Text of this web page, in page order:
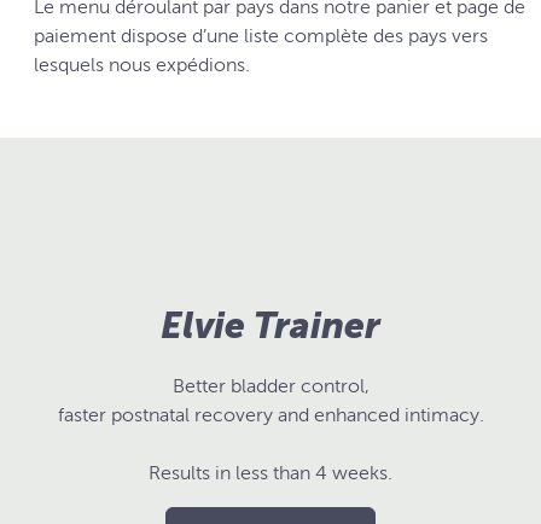
Le menu déroulant par pays dans notre panier et page de
paiement dispose d’une liste complète des pays vers
lesquels nous expédions.
Elvie Trainer
Better bladder control,
faster postnatal recovery and enhanced intimacy.
Results in less than 4 weeks.